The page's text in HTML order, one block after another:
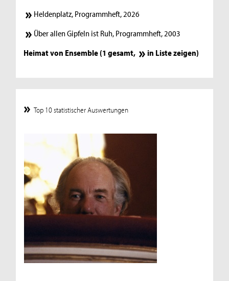
Heldenplatz, Programmheft, 2026
Über allen Gipfeln ist Ruh, Programmheft, 2003
Heimat von Ensemble (1 gesamt,
in Liste zeigen)
Top 10 statistischer Auswertungen